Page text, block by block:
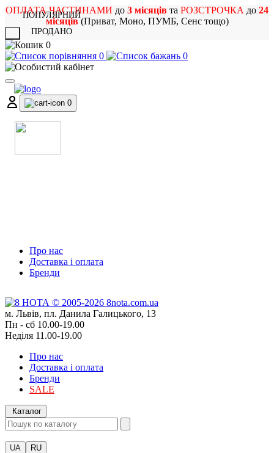
ОПЛАТА ЧАСТИНАМИ до 3 місяців та РОЗСТРОЧКА до 24
місяців(Приват, Моно, ПУМБ, Сенс тощо)
0
0
0
0
Про нас
Доставка і оплата
Бренди
м. Львів, пл. Данила Галицького, 13
Пн - сб 10.00-19.00
Неділя 11.00-19.00
Про нас
Доставка і оплата
Бренди
SALE
Каталог
UA RU
ПОПУЛЯРНИЙ
ПРОДАНО